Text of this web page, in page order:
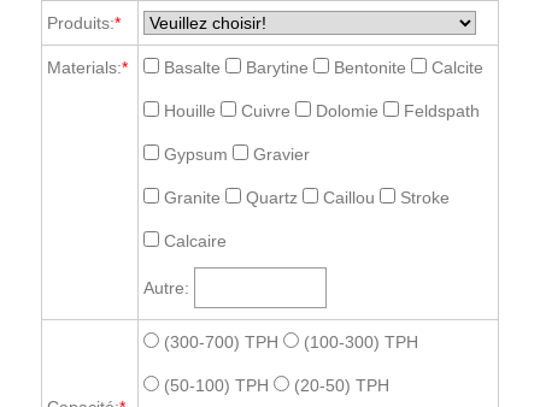
Produits:*
Materials:* Basalte Barytine Bentonite Calcite
Houille Cuivre Dolomie Feldspath
Gypsum Gravier
Granite Quartz Caillou Stroke
Calcaire
Autre:
(300-700) TPH (100-300) TPH
(50-100) TPH (20-50) TPH